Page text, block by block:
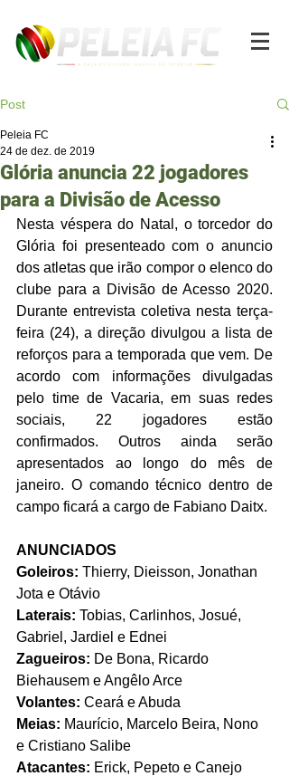
Post
Glória anuncia 22 jogadores
para a Divisão de Acesso
Peleia FC
24 de dez. de 2019
Nesta véspera do Natal, o torcedor do
Glória foi presenteado com o anuncio
dos atletas que irão compor o elenco do
clube para a Divisão de Acesso 2020.
Durante entrevista coletiva nesta terça-
feira (24), a direção divulgou a lista de
reforços para a temporada que vem. De
acordo com informações divulgadas
pelo time de Vacaria, em suas redes
sociais, 22 jogadores estão
confirmados. Outros ainda serão
apresentados ao longo do mês de
janeiro. O comando técnico dentro de
campo ficará a cargo de Fabiano Daitx.
ANUNCIADOS
Goleiros: Thierry, Dieisson, Jonathan
Jota e Otávio
Laterais: Tobias, Carlinhos, Josué,
Gabriel, Jardiel e Ednei
Zagueiros: De Bona, Ricardo
Biehausem e Angêlo Arce
Volantes: Ceará e Abuda
Meias: Maurício, Marcelo Beira, Nono
e Cristiano Salibe
Atacantes: Erick, Pepeto e Canejo